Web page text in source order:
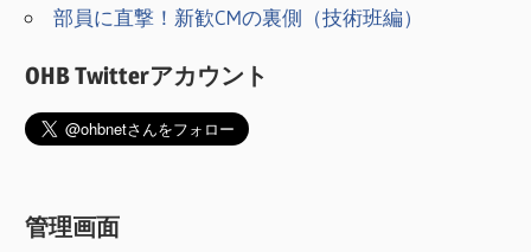
部員に直撃！新歓CMの裏側（技術班編）
OHB Twitterアカウント
管理画面